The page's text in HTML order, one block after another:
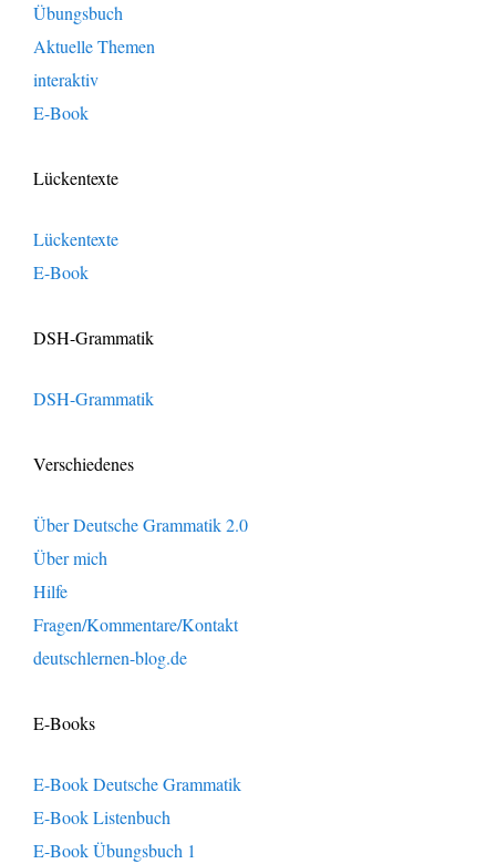
Übungsbuch
Aktuelle Themen
interaktiv
E-Book
Lückentexte
Lückentexte
E-Book
DSH-Grammatik
DSH-Grammatik
Verschiedenes
Über Deutsche Grammatik 2.0
Über mich
Hilfe
Fragen/Kommentare/Kontakt
deutschlernen-blog.de
E-Books
E-Book Deutsche Grammatik
E-Book Listenbuch
E-Book Übungsbuch 1